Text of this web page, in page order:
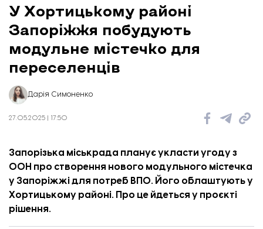
У Хортицькому районі
Запоріжжя побудують
модульне містечко для
переселенців
Дарія Симоненко
27.05.2025 | 17:50
Запорізька міськрада планує укласти угоду з
ООН про створення нового модульного містечка
у Запоріжжі для потреб ВПО. Його облаштують у
Хортицькому районі. Про це йдеться у проєкті
рішення.